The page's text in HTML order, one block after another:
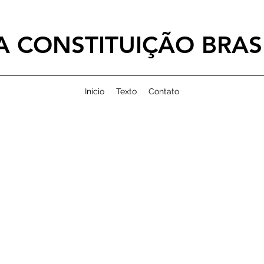
CONSTITUIÇÃO
Início Texto Contato